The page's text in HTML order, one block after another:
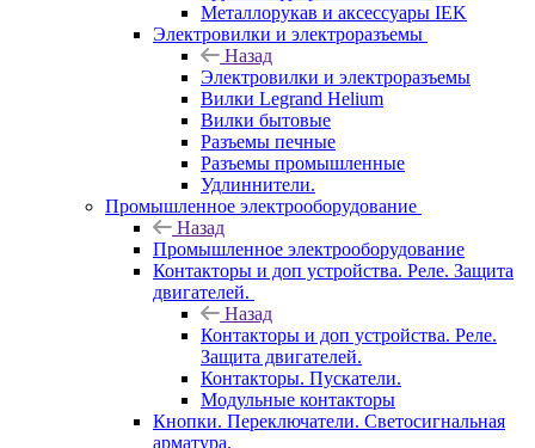
Металлорукав и аксессуары IEK
Электровилки и электроразъемы
Назад
Электровилки и электроразъемы
Вилки Legrand Helium
Вилки бытовые
Разъемы печные
Разъемы промышленные
Удлиннители.
Промышленное электрооборудование
Назад
Промышленное электрооборудование
Контакторы и доп устройства. Реле. Защита
двигателей.
Назад
Контакторы и доп устройства. Реле.
Защита двигателей.
Контакторы. Пускатели.
Модульные контакторы
Кнопки. Переключатели. Светосигнальная
арматура.